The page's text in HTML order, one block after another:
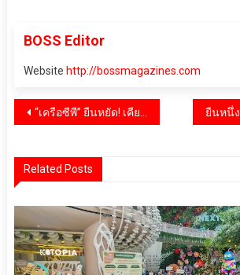
BOSS Editor
Website http://bossmagazines.com
แนะแนว
“เครือซีพี” ยืนหยัด! เคียงข้างทัพนักกีฬาไทยสู้ศึกครั้งประวัติศาสตร์ สนับสนุนอาหาร-การสื่อสาร ต่อเนื่องปีที่ 8 ในโอลิมปิก-พาราลิมปิกเกมส์ ปารีส 2024
Related Posts